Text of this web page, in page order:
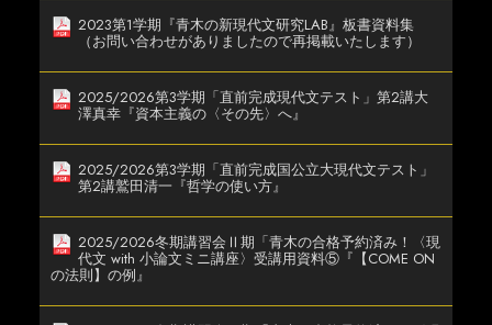
2023第1学期『青木の新現代文研究LAB』板書資料集
（お問い合わせがありましたので再掲載いたします）
2025/2026第3学期「直前完成現代文テスト」第2講大
澤真幸『資本主義の〈その先〉へ』
2025/2026第3学期「直前完成国公立大現代文テスト」
第2講鷲田清一『哲学の使い方』
2025/2026冬期講習会Ⅱ期「青木の合格予約済み！〈現
代文 with 小論文ミニ講座〉受講用資料⑤『【COME ON
の法則】の例』